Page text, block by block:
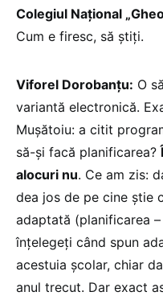
Colegiul Național
Cum e firesc, să știți.
Viforel Dorobanțu: O
variantă electronică.
Mușătoiu: a citit
să-și facă planificarea?
alocuri nu. Ce am zis:
dea jos de pe cine știe
adaptată (planificarea
înțelegeți când spun
acestuia școlar, chiar
anul trecut. Dar exact